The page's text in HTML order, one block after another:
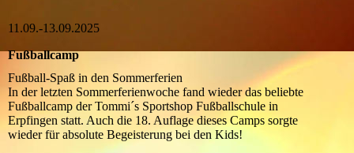
11.09.-13.09.2025
Fußballcamp
Fußball-Spaß in den Sommerferien
In der letzten Sommerferienwoche fand wieder das beliebte
Fußballcamp der Tommi´s Sportshop Fußballschule in
Erpfingen statt. Auch die 18. Auflage dieses Camps sorgte
wieder für absolute Begeisterung bei den Kids!